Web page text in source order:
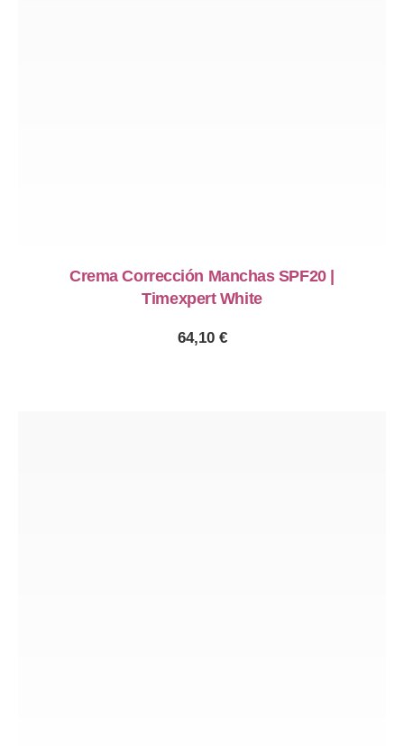
Crema Corrección Manchas SPF20 |
Timexpert White
64,10 €